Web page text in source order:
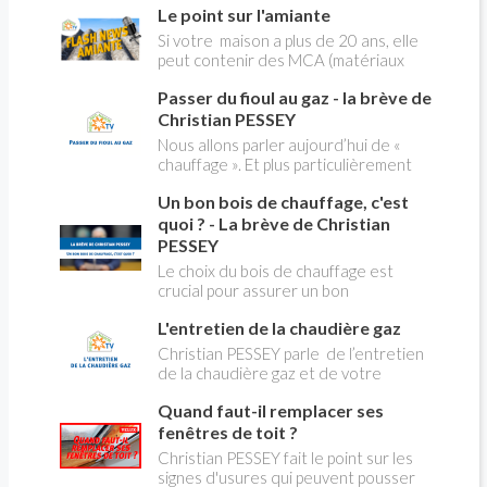
pleines, heures creuses. Aujourd'hui
Christian PESSEY vous explique tout
ce qu'il faut savoir sur la nouvelle
modification du système "heures
creuses" qui concerne près de 15
millions de Français !
Le point sur l'amiante
Si votre maison a plus de 20 ans, elle
peut contenir des MCA (matériaux
panique, on fait le point dans notre
flash news n°3 spéciale Amiante et
ses dangers avec Christian Pessey
Passer du fioul au gaz - la brève de
Christian PESSEY
Nous allons parler aujourd’hui de «
chauffage ». Et plus particulièrement
aborder l’abandon du fioul au profit du
gaz.
Un bon bois de chauffage, c'est
quoi ? - La brève de Christian
PESSEY
Le choix du bois de chauffage est
crucial pour assurer un bon
l'impact environnemental. Mais
comment reconnaître un bois de
qualité ? Plusieurs critères entrent en
jeu : le type d'essence, le taux
d'humidité, la densité et la saison de
coupe.
L'entretien de la chaudière gaz
Christian PESSEY parle de l’entretien
de la chaudière gaz et de votre
avez un système par radiateurs ou un
plancher chauffant, qui sont alimentés
par une chaudière au gaz, vous devez
faire entretenir celle-ci une fois par
Quand faut-il remplacer ses
fenêtres de toit ?
Christian PESSEY fait le point sur les
signes d'usures qui peuvent pousser